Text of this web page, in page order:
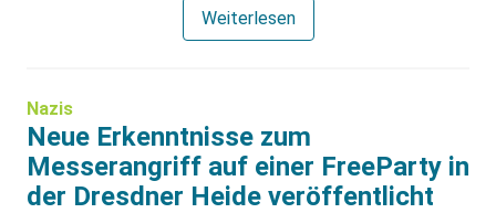
Weiterlesen
Nazis
Neue Erkenntnisse zum
Messerangriff auf einer FreeParty in
der Dresdner Heide veröffentlicht